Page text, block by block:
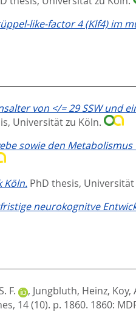
like-factor 4 (Klf4) im
von </= 29 SSW und
Universität zu Köln.
sowie den
Köln. PhD thesis, Universität
neurokognitve
F. , Jungbluth, Heinz, Koy,
14 (10). p. 1860. 1860: